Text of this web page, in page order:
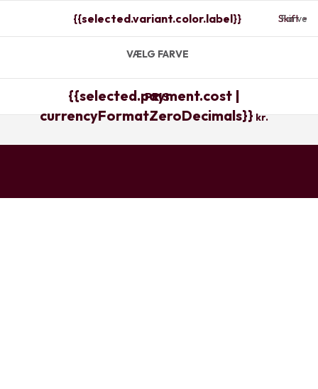
{{selected.variant.color.label}} Skift
Farve
VÆLG FARVE
PRIS
{{selected.payment.cost |
currencyFormatZeroDecimals}}kr.